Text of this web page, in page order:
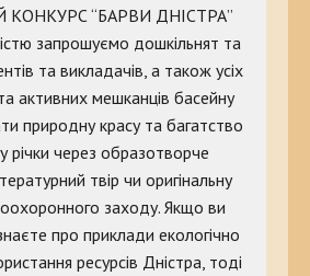
“БАРВИ ДНІСТРА”
запрошуємо дошкільнят та
та викладачів, а також усіх
активних мешканців басейну
природну красу та багатство
через образотворче
твір чи оригінальну
заходу. Якщо ви
про приклади екологічно
ресурсів Дністра, тоді